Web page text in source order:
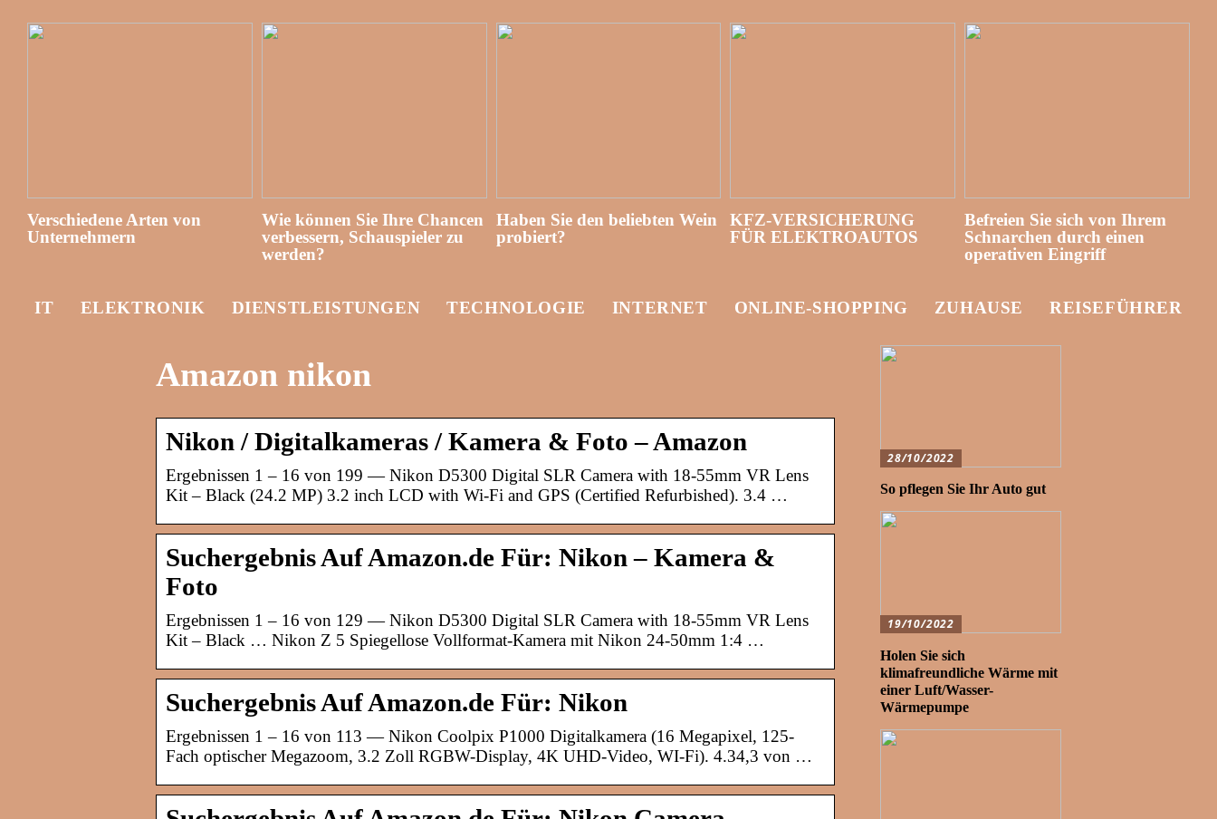
Verschiedene Arten von
Unternehmern
Wie können Sie Ihre Chancen
verbessern, Schauspieler zu
werden?
Haben Sie den beliebten Wein
probiert?
KFZ-VERSICHERUNG
FÜR ELEKTROAUTOS
Befreien Sie sich von Ihrem
Schnarchen durch einen
operativen Eingriff
IT ELEKTRONIK DIENSTLEISTUNGEN TECHNOLOGIE INTERNET ONLINE-SHOPPING ZUHAUSE REISEFÜHRER
Amazon nikon
Nikon / Digitalkameras / Kamera & Foto – Amazon
Ergebnissen 1 – 16 von 199 — Nikon D5300 Digital SLR Camera with 18-55mm VR Lens
Kit – Black (24.2 MP) 3.2 inch LCD with Wi-Fi and GPS (Certified Refurbished). 3.4 …
Suchergebnis Auf Amazon.de Für: Nikon – Kamera &
Foto
Ergebnissen 1 – 16 von 129 — Nikon D5300 Digital SLR Camera with 18-55mm VR Lens
Kit – Black … Nikon Z 5 Spiegellose Vollformat-Kamera mit Nikon 24-50mm 1:4 …
Suchergebnis Auf Amazon.de Für: Nikon
Ergebnissen 1 – 16 von 113 — Nikon Coolpix P1000 Digitalkamera (16 Megapixel, 125-
Fach optischer Megazoom, 3.2 Zoll RGBW-Display, 4K UHD-Video, WI-Fi). 4.34,3 von …
28/10/2022
So pflegen Sie Ihr Auto gut
19/10/2022
Holen Sie sich
klimafreundliche Wärme mit
einer Luft/Wasser-
Wärmepumpe